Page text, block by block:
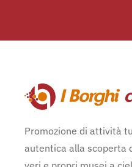
Promozione di attività
autentica alla scoperta